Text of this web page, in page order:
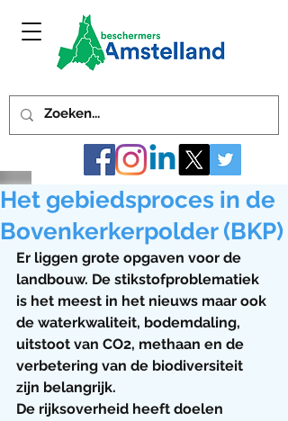
Het gebiedsproces in de
Bovenkerkerpolder (BKP)
Er liggen grote opgaven voor de
landbouw. De stikstofproblematiek
is het meest in het nieuws maar ook
de waterkwaliteit, bodemdaling,
uitstoot van CO2, methaan en de
verbetering van de biodiversiteit
zijn belangrijk.
De rijksoverheid heeft doelen